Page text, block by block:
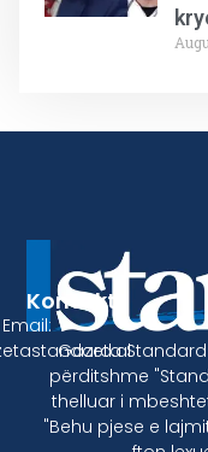
Gazeta
përditshme
thelluar i
"Behu pjese e
Kontakt
Email: